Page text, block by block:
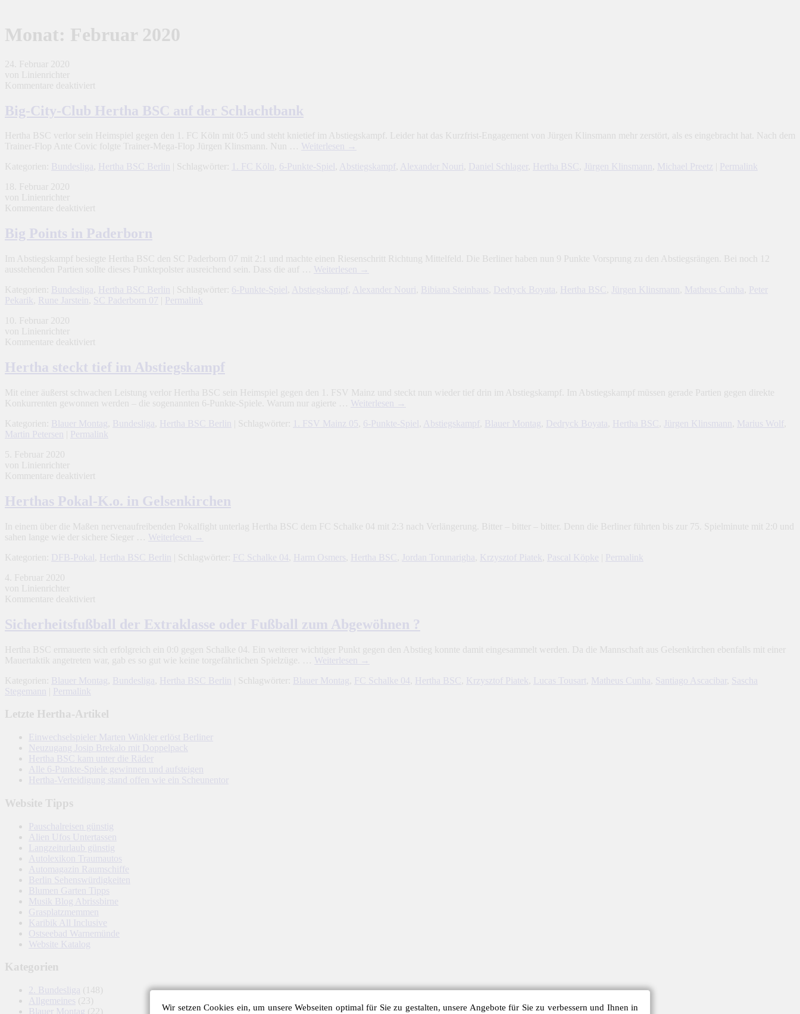
Monat: Februar 2020
24. Februar 2020
von Linienrichter
Kommentare deaktiviert
City-
Club
BSC
auf
Schlachtbank
Big-City-Club Hertha BSC auf der Schlachtbank
Hertha BSC verlor sein Heimspiel gegen den 1. FC Köln mit 0:5 und steht knietief im Abstiegskampf. Leider hat das Kurzfrist-Engagement von Jürgen Klinsmann mehr zerstört, als es eingebracht hat. Nach dem
Trainer-Flop Ante Covic folgte Trainer-Mega-Flop Jürgen Klinsmann. Nun … Weiterlesen →
Kategorien:
Bundesliga, Hertha BSC Berlin | Schlagwörter: 1. FC Köln, 6-Punkte-Spiel , Abstiegskampf , Alexander Nouri, Daniel Schlager , Hertha BSC , Jürgen Klinsmann, Michael Preetz
Permalink
18. Februar 2020
von Linienrichter
Kommentare deaktiviert
Points
in
Big Points in Paderborn
Im Abstiegskampf besiegte Hertha BSC den SC Paderborn 07 mit 2:1 und machte einen Riesenschritt Richtung Mittelfeld. Die Berliner haben nun 9 Punkte Vorsprung zu den Abstiegsrängen. Bei noch 12
ausstehenden Partien sollte dieses Punktepolster ausreichend sein. Dass die auf … Weiterlesen
→
Kategorien:
Bundesliga Hertha BSC Berlin | Schlagwörter: 6-Punkte-Spiel Abstiegskampf Alexander Nouri Bibiana Steinhaus Dedryck Boyata Hertha BSC Jürgen Klinsmann Matheus Cunha
Peter
Pekarik
Rune Jarstein SC Paderborn 07
Permalink
10. Februar 2020
von Linienrichter
Kommentare deaktiviert
steckt
tief
Abstiegskampf
Hertha steckt tief im Abstiegskampf
Mit einer äußerst schwachen Leistung verlor Hertha BSC sein Heimspiel gegen den 1. FSV Mainz und steckt nun wieder tief drin im Abstiegskampf. Im Abstiegskampf müssen gerade Partien gegen direkte
Konkurrenten gewonnen werden – die sogenannten 6-Punkte-Spiele. Warum nur agierte … Weiterlesen
→
Kategorien:
Blauer Montag Bundesliga Hertha BSC Berlin | Schlagwörter: 1. FSV Mainz 05 6-Punkte-Spiel Abstiegskampf Blauer Montag Dedryck Boyata Hertha BSC Jürgen Klinsmann Marius Wolf
Martin Petersen
Permalink
5. Februar 2020
von Linienrichter
Kommentare deaktiviert
Pokal-
K.o.
Gelsenkirchen
Herthas Pokal-K.o. in Gelsenkirchen
In einem über die Maßen nervenaufreibenden Pokalfight unterlag Hertha BSC dem FC Schalke 04 mit 2:3 nach Verlängerung. Bitter – bitter – bitter. Denn die Berliner führten bis zur 75. Spielminute mit 2:0 und
sahen lange wie der sichere Sieger … Weiterlesen
→
Kategorien:
DFB-Pokal Hertha BSC Berlin | Schlagwörter: FC Schalke 04 Harm Osmers Hertha BSC Jordan Torunarigha Krzysztof Piatek Pascal Köpke
Permalink
4. Februar 2020
von Linienrichter
Kommentare deaktiviert
der
Extraklasse
Fußball
zum
?
Sicherheitsfußball der Extraklasse oder Fußball zum Abgewöhnen ?
Hertha BSC ermauerte sich erfolgreich ein 0:0 gegen Schalke 04. Ein weiterer wichtiger Punkt gegen den Abstieg konnte damit eingesammelt werden. Da die Mannschaft aus Gelsenkirchen ebenfalls mit einer
Mauertaktik angetreten war, gab es so gut wie keine torgefährlichen Spielzüge. … Weiterlesen
→
Kategorien:
Blauer Montag Bundesliga Hertha BSC Berlin | Schlagwörter: Blauer Montag FC Schalke 04 Hertha BSC Krzysztof Piatek Lucas Tousart Matheus Cunha Santiago Ascacibar
Sascha
Stegemann
Permalink
Letzte Hertha-Artikel
Einwechselspieler Marten Winkler erlöst Berliner
Neuzugang Josip Brekalo mit Doppelpack
Hertha BSC kam unter die Räder
Alle 6-Punkte-Spiele gewinnen und aufsteigen
Hertha-Verteidigung stand offen wie ein Scheunentor
Website Tipps
Pauschalreisen günstig
Alien Ufos Untertassen
Langzeiturlaub günstig
Autolexikon Traumautos
Automagazin Raumschiffe
Berlin Sehenswürdigkeiten
Blumen Garten Tipps
Musik Blog Abrissbirne
Grasplatzmemmen
Karibik All Inclusive
Ostseebad Warnemünde
Website Katalog
Kategorien
2. Bundesliga (148)
Allgemeines (23)
Blauer Montag (22)
Wir setzen Cookies ein, um unsere Webseiten optimal für Sie zu gestalten, unsere Angebote für Sie zu verbessern und Ihnen in